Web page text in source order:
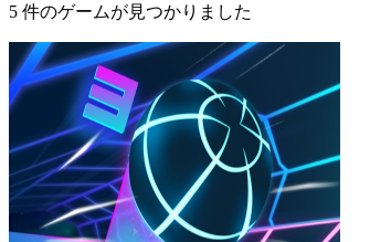
5 件のゲームが見つかりました